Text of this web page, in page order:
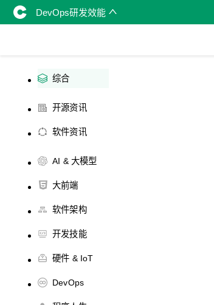
DevOps研发效能
综合
开源资讯
软件资讯
AI & 大模型
大前端
软件架构
开发技能
硬件 & IoT
DevOps